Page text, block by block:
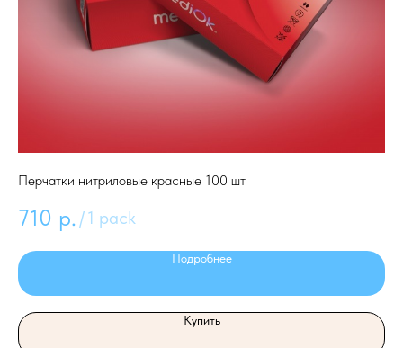
Перчатки нитриловые красные 100 шт
710 р. /1 pack
Подробнее
Купить